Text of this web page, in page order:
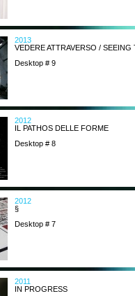
2013
VEDERE ATTRAVERSO /
Desktop # 9
2012
IL PATHOS DELLE FORME
Desktop # 8
2012
§
Desktop # 7
2011
IN PROGRESS